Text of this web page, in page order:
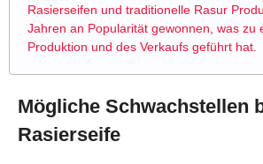
Rasierseifen und traditionelle Rasur
Jahren an Popularität gewonnen, was zu
Produktion und des Verkaufs geführt hat.
Mögliche Schwachstellen
Rasierseife